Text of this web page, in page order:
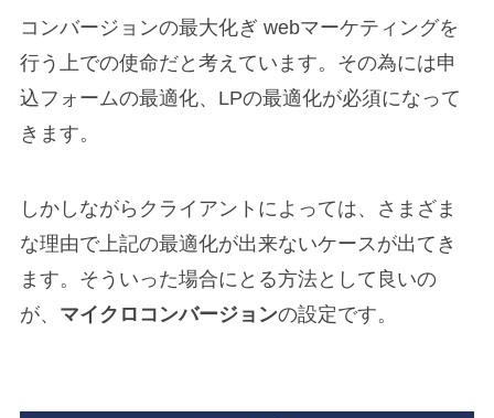
コンバージョンの最大化ぎ webマーケティングを
行う上での使命だと考えています。その為には申
込フォームの最適化、LPの最適化が必須になって
きます。
しかしながらクライアントによっては、さまざま
な理由で上記の最適化が出来ないケースが出てき
ます。そういった場合にとる方法として良いの
が、 マイクロコンバージョンの設定です。